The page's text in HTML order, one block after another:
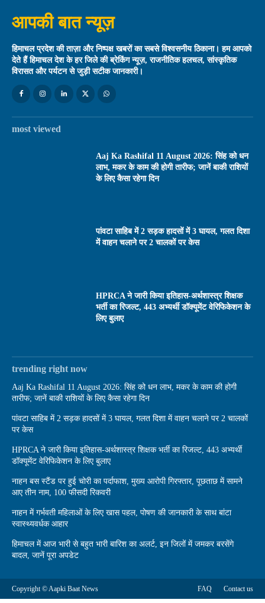
आपकी बात न्यूज़
हिमाचल प्रदेश की ताज़ा और निष्पक्ष खबरों का सबसे विश्वसनीय ठिकाना। हम आपको
देते हैं हिमाचल देश के हर जिले की ब्रेकिंग न्यूज़, राजनीतिक हलचल, सांस्कृतिक
विरासत और पर्यटन से जुड़ी सटीक जानकारी।
most viewed
Aaj Ka Rashifal 11 August 2026: सिंह को धन
लाभ, मकर के काम की होगी तारीफ; जानें बाकी राशियों
के लिए कैसा रहेगा दिन
पांवटा साहिब में 2 सड़क हादसों में 3 घायल, गलत दिशा
में वाहन चलाने पर 2 चालकों पर केस
HPRCA ने जारी किया इतिहास-अर्थशास्त्र शिक्षक
भर्ती का रिजल्ट, 443 अभ्यर्थी डॉक्यूमेंट वेरिफिकेशन के
लिए बुलाए
trending right now
Aaj Ka Rashifal 11 August 2026: सिंह को धन लाभ, मकर के काम की होगी
तारीफ; जानें बाकी राशियों के लिए कैसा रहेगा दिन
पांवटा साहिब में 2 सड़क हादसों में 3 घायल, गलत दिशा में वाहन चलाने पर 2 चालकों
पर केस
HPRCA ने जारी किया इतिहास-अर्थशास्त्र शिक्षक भर्ती का रिजल्ट, 443 अभ्यर्थी
डॉक्यूमेंट वेरिफिकेशन के लिए बुलाए
नाहन बस स्टैंड पर हुई चोरी का पर्दाफाश, मुख्य आरोपी गिरफ्तार, पूछताछ में सामने
आए तीन नाम, 100 फीसदी रिकवरी
नाहन में गर्भवती महिलाओं के लिए खास पहल, पोषण की जानकारी के साथ बांटा
स्वास्थ्यवर्धक आहार
हिमाचल में आज भारी से बहुत भारी बारिश का अलर्ट, इन जिलों में जमकर बरसेंगे
बादल, जानें पूरा अपडेट
Copyright © Aapki Baat News FAQ Contact us